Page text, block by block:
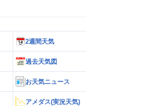
2週間天気
過去天気図
お天気ニュース
アメダス(実況天気)